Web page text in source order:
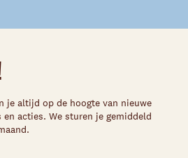
je altijd op de hoogte van nieuwe
acties. We sturen je gemiddeld